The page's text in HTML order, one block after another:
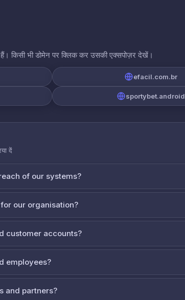
किसी भी डोमेन पर क्लिक कर उसकी एक्सपोज़र देखें।
efacil.com.br
sportybet.android
दें
of our systems?
our organisation?
customer accounts?
employees?
and partners?